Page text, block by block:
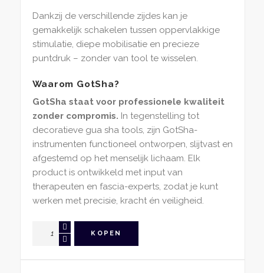
Dankzij de verschillende zijdes kan je
gemakkelijk schakelen tussen oppervlakkige
stimulatie, diepe mobilisatie en precieze
puntdruk – zonder van tool te wisselen.
Waarom GotSha?
GotSha staat voor professionele kwaliteit
zonder compromis. In tegenstelling tot
decoratieve gua sha tools, zijn GotSha-
instrumenten functioneel ontworpen, slijtvast en
afgestemd op het menselijk lichaam. Elk
product is ontwikkeld met input van
therapeuten en fascia-experts, zodat je kunt
werken met precisie, kracht én veiligheid.
KOPEN